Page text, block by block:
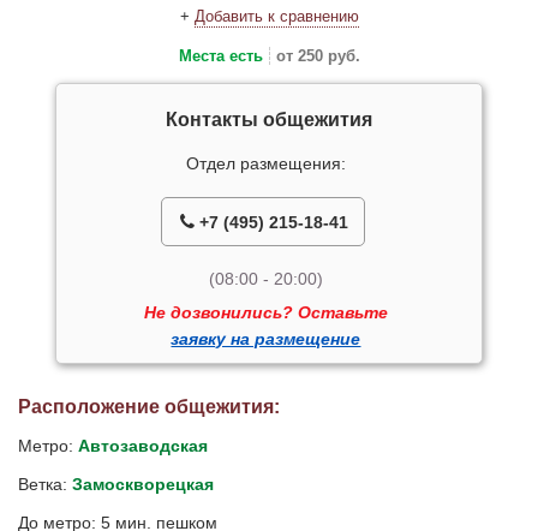
+ Добавить к сравнению
Места есть от 250 руб.
Контакты общежития
Отдел размещения:
+7 (495) 215-18-41
(08:00 - 20:00)
Не дозвонились? Оставьте
заявку на размещение
Расположение общежития:
Метро: Автозаводская
Ветка: Замоскворецкая
До метро: 5 мин. пешком